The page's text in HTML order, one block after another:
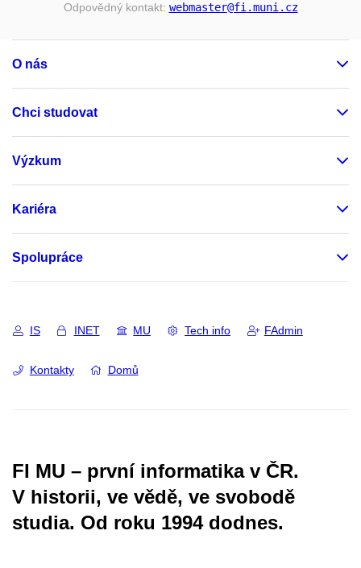
Odpovědný kontakt: webmaster@fi.muni.cz
O nás
Chci studovat
Výzkum
Kariéra
Spolupráce
IS INET MU Tech info FAdmin
Kontakty Domů
FI MU – první informatika v ČR.
V historii, ve vědě, ve svobodě
studia. Od roku 1994 dodnes.